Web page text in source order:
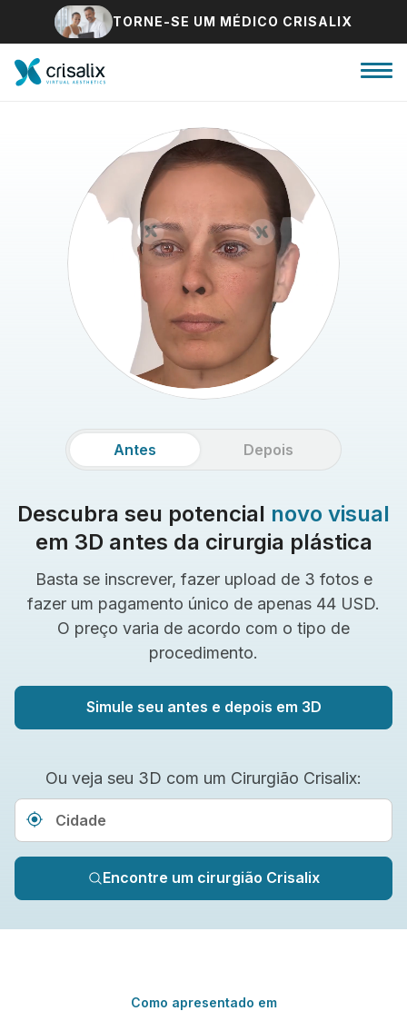
TORNE-SE UM MÉDICO CRISALIX
Página inicial para cirurgiões
Plataforma 3D de business
Avaliações dos pacientes
Descubra seu potencial novo visual
em 3D antes da cirurgia plástica
Basta se inscrever, fazer upload de 3 fotos e
fazer um pagamento único de apenas 44 USD.
O preço varia de acordo com o tipo de
procedimento.
Simule seu antes e depois em 3D
Antes Depois
Ou veja seu 3D com um Cirurgião Crisalix:
Type 3 or more characters
Encontre um cirurgião Crisalix
Como apresentado em